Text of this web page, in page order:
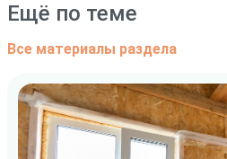
Ещё по теме
Все материалы раздела